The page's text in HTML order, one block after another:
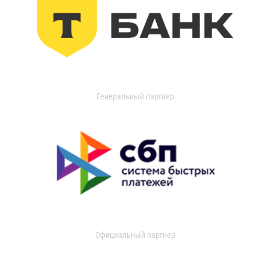
Генеральный партнер
Официальный партнер